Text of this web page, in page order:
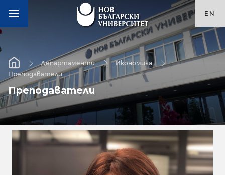
EN
Департаменти
Икономика
Преподаватели
Преподаватели